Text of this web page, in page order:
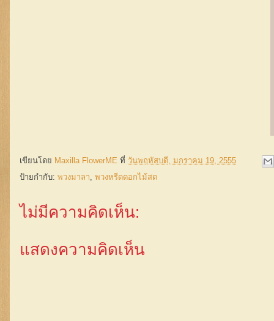
เขียนโดย Maxilla FlowerME ที่ วันพฤหัสบดี, มกราคม 19, 2555
ป้ายกำกับ: พวงมาลา, พวงหรีดดอกไม้สด
ไม่มีความคิดเห็น:
แสดงความคิดเห็น